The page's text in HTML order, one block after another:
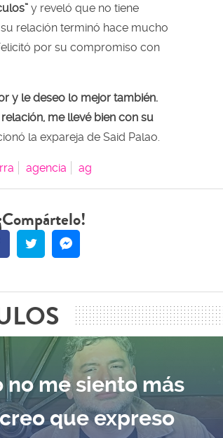
y reveló que no tiene
su relación terminó hace mucho
por su compromiso con
y le deseo lo mejor también.
me llevé bien con su
la expareja de Said Palao.
agencia ag
no me siento más
que expreso